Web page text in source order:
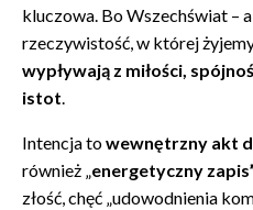
kluczowa. Bo Wszechświat –
rzeczywistość, w której
wypływają z miłości,
istot.
Intencja towewnętrzny akt
również „energetyczny
złość, chęć „udowodnienia